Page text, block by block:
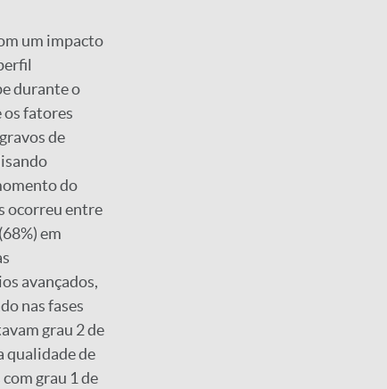
um impacto
durante o
os fatores
de
do
ocorreu entre
em
avançados,
nas fases
grau 2 de
qualidade de
grau 1 de